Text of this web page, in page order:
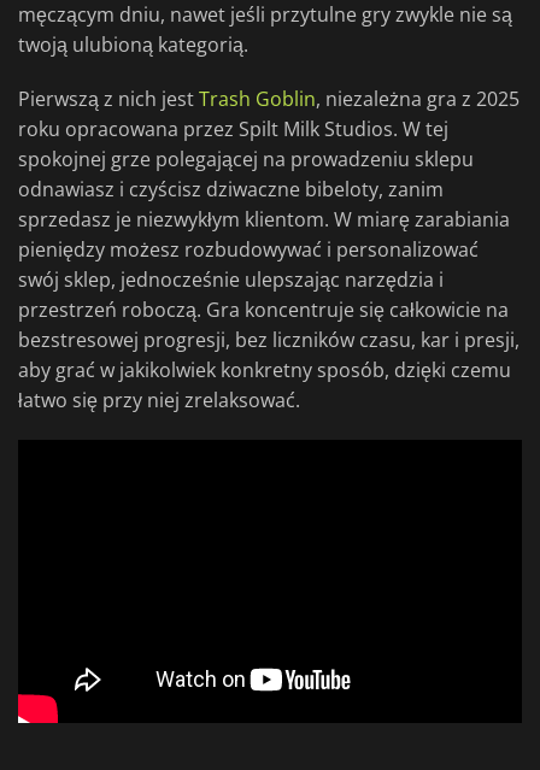
męczącym dniu, nawet jeśli przytulne gry zwykle nie są
twoją ulubioną kategorią.
Pierwszą z nich jestTrash Goblin, niezależna gra z 2025
roku opracowana przez Spilt Milk Studios. W tej
spokojnej grze polegającej na prowadzeniu sklepu
odnawiasz i czyścisz dziwaczne bibeloty, zanim
sprzedasz je niezwykłym klientom. W miarę zarabiania
pieniędzy możesz rozbudowywać i personalizować
swój sklep, jednocześnie ulepszając narzędzia i
przestrzeń roboczą. Gra koncentruje się całkowicie na
bezstresowej progresji, bez liczników czasu, kar i presji,
aby grać w jakikolwiek konkretny sposób, dzięki czemu
łatwo się przy niej zrelaksować.